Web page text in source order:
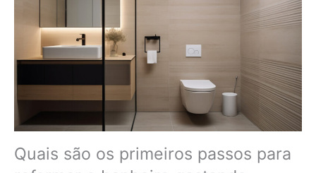
Quais são os primeiros passos para